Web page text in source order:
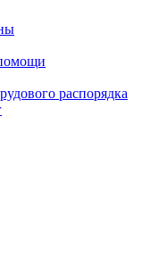
распорядка